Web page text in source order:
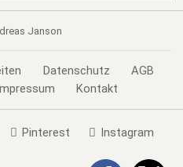
Janson
Datenschutz
AGB
Kontakt
Pinterest Instagram